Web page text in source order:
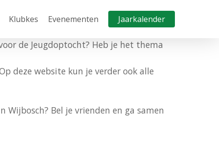
Klubkes Evenementen Jaarkalender
de Jeugdoptocht? Heb je het thema
deze website kun je verder ook alle
Bel je vrienden en ga samen